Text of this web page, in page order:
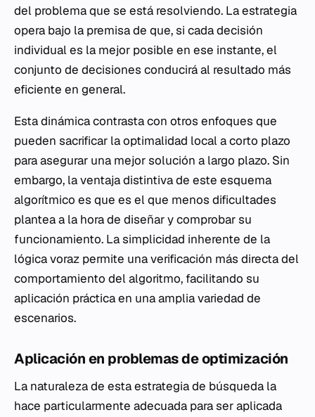
del problema que se está resolviendo. La estrategia
opera bajo la premisa de que, si cada decisión
individual es la mejor posible en ese instante, el
conjunto de decisiones conducirá al resultado más
eficiente en general.
Esta dinámica contrasta con otros enfoques que
pueden sacrificar la optimalidad local a corto plazo
para asegurar una mejor solución a largo plazo. Sin
embargo, la ventaja distintiva de este esquema
algorítmico es que es el que menos dificultades
plantea a la hora de diseñar y comprobar su
funcionamiento. La simplicidad inherente de la
lógica voraz permite una verificación más directa del
comportamiento del algoritmo, facilitando su
aplicación práctica en una amplia variedad de
escenarios.
Aplicación en problemas de optimización
La naturaleza de esta estrategia de búsqueda la
hace particularmente adecuada para ser aplicada